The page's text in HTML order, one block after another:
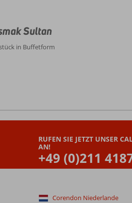
Sultan
in Buffetform
RUFEN SIE JETZT UNSER
AN!
+49 (0)211
Corendon Niederlande